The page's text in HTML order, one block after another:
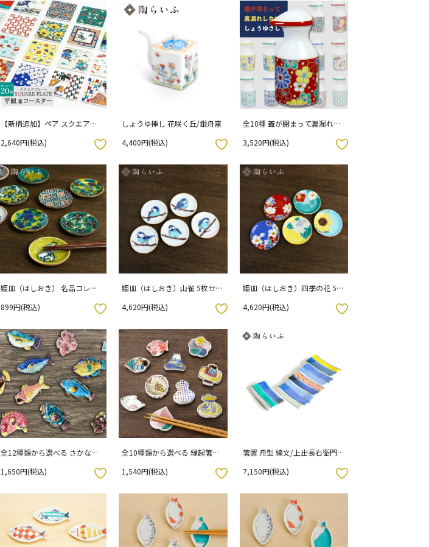
【新柄追加】ペア スクエアプ
（化粧箱入り）
2,640円(税込)
しょうゆ挿し 花咲く丘/銀舟窯
4,400円(税込)
お気に入りボタン
全10種 蓋が閉まって裏漏れし
3,520円(税込)
お気に入りボタン
姫皿（はしおき） 名品コレク
899円(税込)
姫皿（はしおき）山雀 5枚セッ
4,620円(税込)
お気に入りボタン
姫皿（はしおき）四季の花 5枚
4,620円(税込)
お気に入りボタン
全12種類から選べる さかなの
1,650円(税込)
全10種類から選べる 縁起箸置
1,540円(税込)
お気に入りボタン
箸置 舟型 線文/上出長右衛門窯
7,150円(税込)
お気に入りボタン